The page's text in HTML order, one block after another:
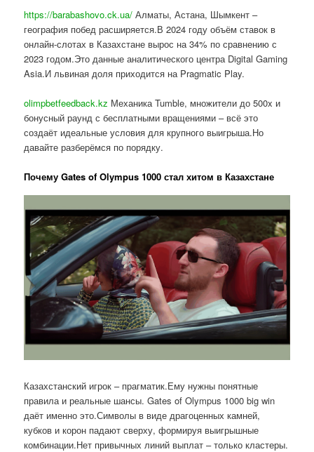
https://barabashovo.ck.ua/ Алматы, Астана, Шымкент –
география побед расширяется.В 2024 году объём ставок в
онлайн-слотах в Казахстане вырос на 34% по сравнению с
2023 годом.Это данные аналитического центра Digital Gaming
Asia.И львиная доля приходится на Pragmatic Play.
olimpbetfeedback.kz Механика Tumble, множители до 500x и
бонусный раунд с бесплатными вращениями – всё это
создаёт идеальные условия для крупного выигрыша.Но
давайте разберёмся по порядку.
Почему Gates of Olympus 1000 стал хитом в Казахстане
Казахстанский игрок – прагматик.Ему нужны понятные
правила и реальные шансы. Gates of Olympus 1000 big win
даёт именно это.Символы в виде драгоценных камней,
кубков и корон падают сверху, формируя выигрышные
комбинации.Нет привычных линий выплат – только кластеры.